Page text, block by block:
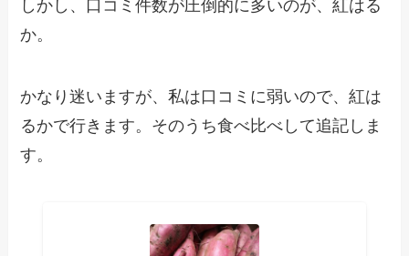
しかし、口コミ件数が圧倒的に多いのが、紅はる
か。
かなり迷いますが、私は口コミに弱いので、紅は
るかで行きます。そのうち食べ比べして追記しま
す。